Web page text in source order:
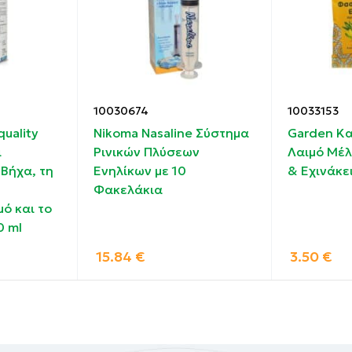
συστατικών του.
άνοιγμα. Διατηρείται στο ψυγείο μετά το άνοιγμα.
μετά το πέρας της ημερομηνίας λήξεως.
Αλθαίας (Althea Officinalis
τη
και το
ml
10030674
Nikoma Nasaline Σύστημα
Ρινικών Πλύσεων
Ενηλίκων με 10
Φακελάκια
15.84 €
10033153
Garden
Λαιμό
&
3.50 €